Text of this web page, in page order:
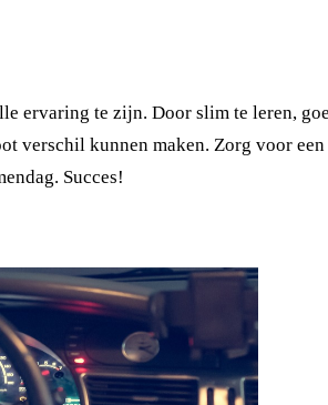
ervaring te zijn. Door slim te leren,
verschil kunnen maken. Zorg voor
Succes!